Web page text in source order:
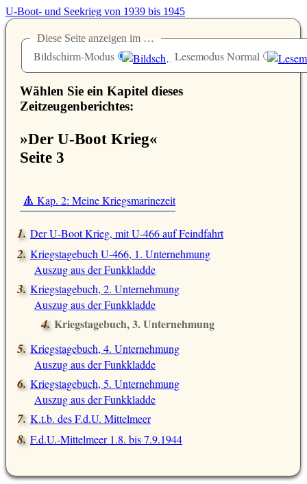
U-Boot- und Seekrieg von 1939 bis 1945
Diese Seite anzeigen im …
Bildschirm-Modus Lesemodus Normal
Wählen Sie ein Kapitel dieses
Zeitzeugenberichtes:
»Der U-Boot Krieg«
Seite 3
🔺 Kap. 2: Meine Kriegsmarinezeit
Der U-Boot Krieg, mit U-466 auf Feindfahrt
Kriegstagebuch U-466, 1. Unternehmung
Auszug aus der Funkkladde
Kriegstagebuch, 2. Unternehmung
Auszug aus der Funkkladde
Kriegstagebuch, 3. Unternehmung
Kriegstagebuch, 4. Unternehmung
Auszug aus der Funkkladde
Kriegstagebuch, 5. Unternehmung
Auszug aus der Funkkladde
K.t.b. des F.d.U. Mittelmeer
F.d.U.-Mittelmeer 1.8. bis 7.9.1944